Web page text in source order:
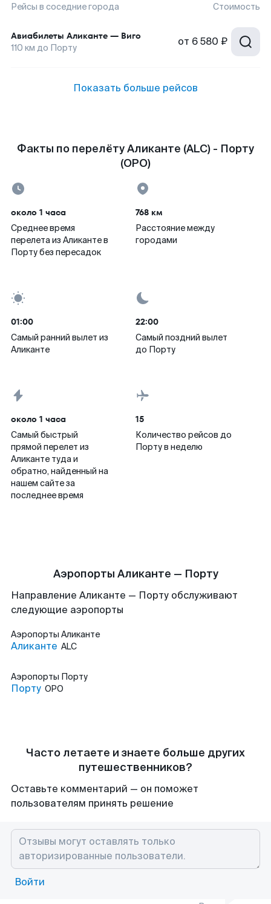
Рейсы в соседние города Стоимость
Авиабилеты Аликанте — Виго
110 км до Порту от 6 580 ₽
Показать больше рейсов
Факты по перелёту Аликанте (ALC) - Порту
(OPO)
около 1 часа
Среднее время
перелета из Аликанте в
Порту без пересадок
768 км
Расстояние между
городами
01:00
Самый ранний вылет из
Аликанте
22:00
Самый поздний вылет
до Порту
около 1 часа
Самый быстрый
прямой перелет из
Аликанте туда и
обратно, найденный на
нашем сайте за
последнее время
15
Количество рейсов до
Порту в неделю
Аэропорты Аликанте — Порту
Направление Аликанте — Порту обслуживают
следующие аэропорты
Аэропорты Аликанте
Аликанте ALC
Аэропорты Порту
Порту OPO
Часто летаете и знаете больше других
путешественников?
Оставьте комментарий — он поможет
пользователям принять решение
Войти